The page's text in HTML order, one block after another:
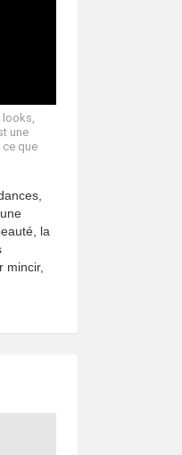
une
ce que
la
mincir,